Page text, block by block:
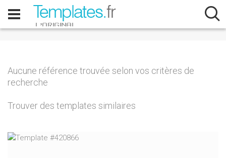
Aucune référence trouvée selon vos critères de
recherche
Trouver des templates similaires